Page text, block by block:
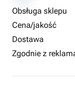
Obsługa sklepu
Cena/jakość
Dostawa
Zgodnie z